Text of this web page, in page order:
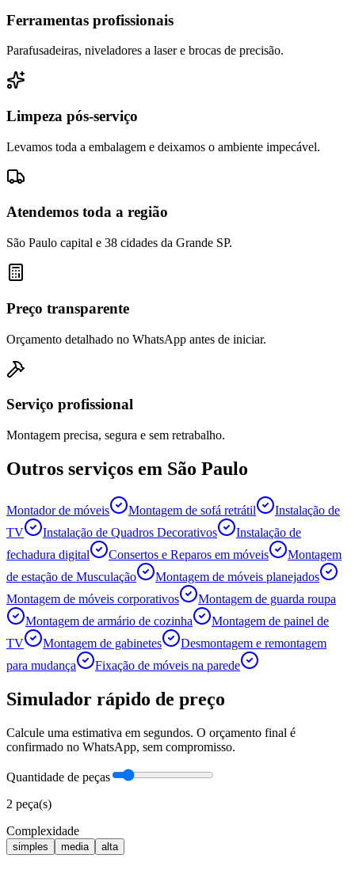
Ferramentas profissionais
Parafusadeiras, niveladores a laser e brocas de precisão.
Limpeza pós-serviço
Levamos toda a embalagem e deixamos o ambiente impecável.
Atendemos toda a região
São Paulo capital e 38 cidades da Grande SP.
Preço transparente
Orçamento detalhado no WhatsApp antes de iniciar.
Serviço profissional
Montagem precisa, segura e sem retrabalho.
Outros serviços em São Paulo
Montador de móveis Montagem de sofá retrátil
Instalação de
TV
Instalação de Quadros Decorativos
Instalação de
fechadura digital
Consertos e Reparos em móveis
Montagem
de estação de Musculação
Montagem de móveis planejados
Montagem de móveis corporativos
Montagem de guarda roupa
Montagem de armário de cozinha
Montagem de painel de
TV
Montagem de gabinetes
Desmontagem e remontagem
para mudança
Fixação de móveis na parede
Simulador rápido de preço
Calcule uma estimativa em segundos. O orçamento final é
confirmado no WhatsApp, sem compromisso.
Quantidade de peças
2 peça(s)
Complexidade
simples media alta